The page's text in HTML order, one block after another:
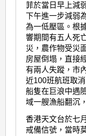
菲於當日早上減
下午進一步減弱
為一低壓區。根
響期間有五人死
災，農作物受災
房屋倒塌，直接
有兩人失蹤，市
近100班航班取
船隻在巨浪中遇
域一艘漁船翻沉
香港天文台於七
戒備信號，當時